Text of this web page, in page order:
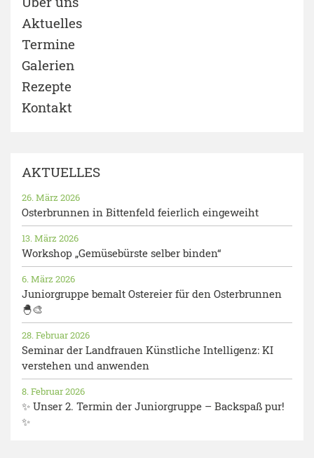
Aktuelles
Termine
Galerien
Rezepte
Kontakt
AKTUELLES
Osterbrunnen in Bittenfeld feierlich eingeweiht
26. März 2026
Workshop „Gemüsebürste selber binden“
13. März 2026
Juniorgruppe bemalt Ostereier für den Osterbrunnen
🐣🎨
6. März 2026
Seminar der Landfrauen Künstliche Intelligenz: KI
verstehen und anwenden
28. Februar 2026
✨ Unser 2. Termin der Juniorgruppe – Backspaß pur!
✨
8. Februar 2026